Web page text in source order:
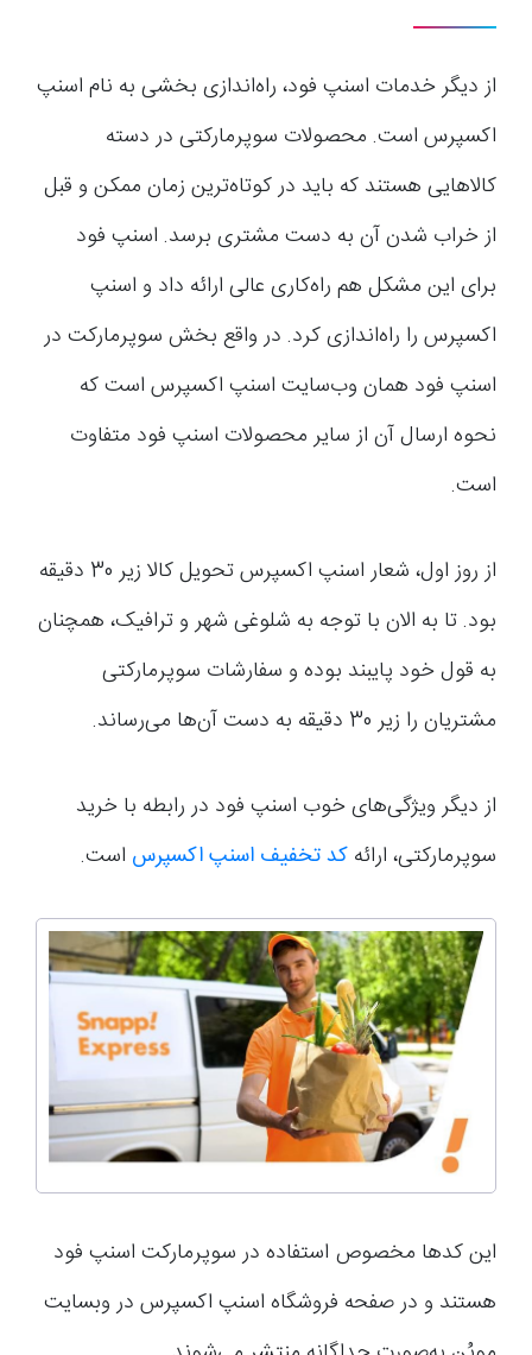
از دیگر خدمات اسنپ فود، راه‌اندازی بخشی به نام اسنپ
اکسپرس است. محصولات سوپرمارکتی در دسته
کالاهایی هستند که باید در کوتاه‌ترین زمان ممکن و قبل
از خراب شدن آن به دست مشتری برسد. اسنپ فود
برای این مشکل هم راه‌کاری عالی ارائه داد و اسنپ
اکسپرس را راه‌اندازی کرد. در واقع بخش سوپرمارکت در
اسنپ فود همان وب‌سایت اسنپ اکسپرس است که
نحوه ارسال آن از سایر محصولات اسنپ فود متفاوت
است.
از روز اول، شعار اسنپ اکسپرس تحویل کالا زیر 30 دقیقه
بود. تا به الان با توجه به شلوغی شهر و ترافیک، همچنان
به قول خود پایبند بوده و سفارشات سوپرمارکتی
مشتریان را زیر 30 دقیقه به دست آن‌ها می‌رساند.
از دیگر ویژگی‌های خوب اسنپ فود در رابطه با خرید
سوپرمارکتی، ارائه کد تخفیف اسنپ اکسپرس است.
این کدها مخصوص استفاده در سوپرمارکت اسنپ فود
هستند و در صفحه فروشگاه اسنپ اکسپرس در وبسایت